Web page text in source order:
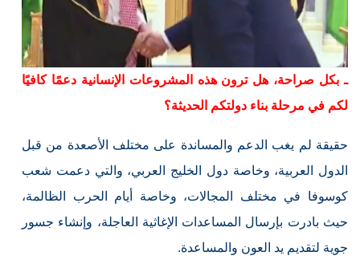
ـ بكل صراحة، هل ترون هذه المشروعات الإنسانية دعمًا كافيًا
لكم في مرحلة بناء دولتكم الحديثة؟
حقيقة لم يغب الدعم والمساندة على مختلف الأصعدة من قبل
الدول العربية، وخاصة دول الخليج العربي، والتي دعمت شعب
كوسوفا في مختلف المجالات، وخاصة أيام الحرب الظالمة،
حيث بادرت بإرسال المساعدات الإغاثية العاجلة، وإنشاء جسور
جوية لتقديم يد العون والمساعدة.